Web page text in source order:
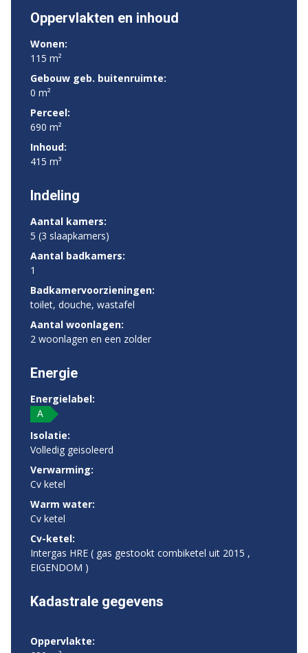
Oppervlakten en inhoud
Wonen:
115 m²
Gebouw geb. buitenruimte:
0 m²
Perceel:
690 m²
Inhoud:
415 m³
Indeling
Aantal kamers:
5 (3 slaapkamers)
Aantal badkamers:
1
Badkamervoorzieningen:
toilet, douche, wastafel
Aantal woonlagen:
2 woonlagen en een zolder
Energie
Energielabel:
A
Isolatie:
Volledig geisoleerd
Verwarming:
Cv ketel
Warm water:
Cv ketel
Cv-ketel:
Intergas HRE ( gas gestookt combiketel uit 2015 ,
EIGENDOM )
Kadastrale gegevens
Oppervlakte: